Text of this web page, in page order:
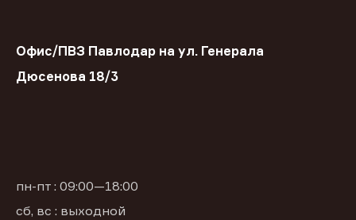
Офис/ПВЗ Павлодар на ул. Генерала
Дюсенова 18/3
пн-пт : 09:00—18:00
сб, вс : выходной